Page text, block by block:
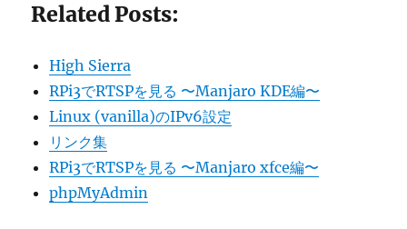
Related Posts:
High Sierra
RPi3でRTSPを見る 〜Manjaro KDE編〜
Linux (vanilla)のIPv6設定
リンク集
RPi3でRTSPを見る 〜Manjaro xfce編〜
phpMyAdmin